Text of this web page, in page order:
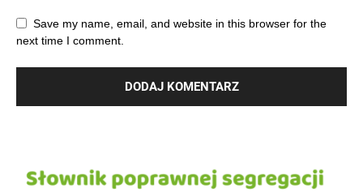
Save my name, email, and website in this browser for the
next time I comment.